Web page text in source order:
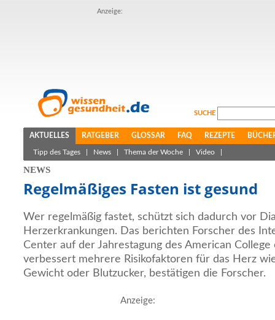
Anzeige:
SUCHE
AKTUELLES RATGEBER GLOSSAR FAQ REZEPTE
Tipp des Tages News Thema der Woche Video
NEWS
Regelmäßiges Fasten ist gesund
Wer regelmäßig fastet, schützt sich dadurch vor
Herzerkrankungen. Das berichten Forscher des
Center auf der Jahrestagung des American College
verbessert mehrere Risikofaktoren für das Herz
Gewicht oder Blutzucker, bestätigen die Forscher.
Anzeige: